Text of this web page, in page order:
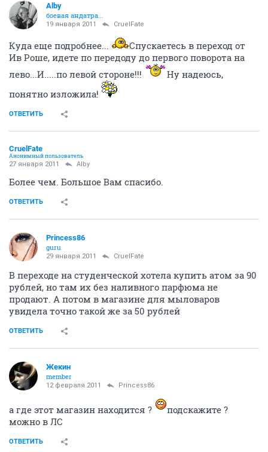
Alby
боевая андатра...
19 января 2011 CruelFate
Куда еще подробнее...
Спускаетесь в переход от
Ив Роше, идете по передоду до первого поворота на
лево...И.....по левой стороне!!!
Ну надеюсь,
понятно изложила!
ОТВЕТИТЬ
CruelFate
Анонимный пользователь
27 января 2011 Alby
Более чем. Большое Вам спасибо.
ОТВЕТИТЬ
Princess86
guru
29 января 2011 CruelFate
В переходе на студенческой хотела купить атом за 90
рублей, но там их без наливного парфюма не
продают. А потом в магазине для мыловаров
увидела точно такой же за 50 рублей
ОТВЕТИТЬ
Жекин
member
12 февраля 2011 Princess86
а где этот магазин находится ?
подскажите ?
можно в ЛС
ОТВЕТИТЬ